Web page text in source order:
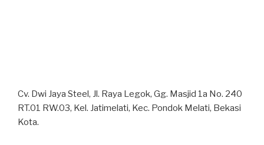
Cv. Dwi Jaya Steel, Jl. Raya Legok, Gg. Masjid 1a No. 240
RT.01 RW.03, Kel. Jatimelati, Kec. Pondok Melati, Bekasi
Kota.